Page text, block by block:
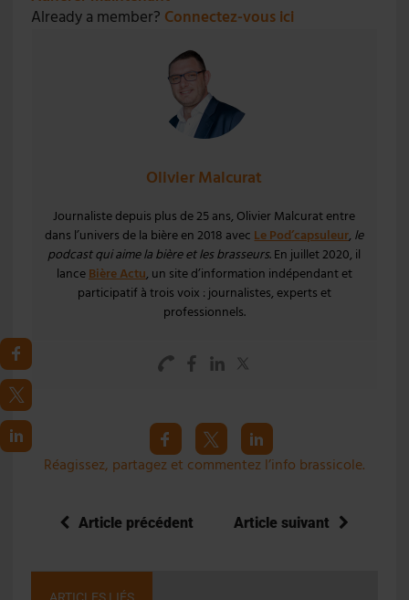
Already a member? Connectez-vous ici
Olivier Malcurat
Journaliste depuis plus de 25 ans, Olivier Malcurat entre
dans l’univers de la bière en 2018 avecLe Pod’capsuleur, le
podcast qui aime la bière et les brasseurs. En juillet 2020, il
lanceBière Actu, un site d’information indépendant et
participatif à trois voix : journalistes, experts et
professionnels.
Réagissez, partagez et commentez l’info brassicole.
Article précédent Article suivant